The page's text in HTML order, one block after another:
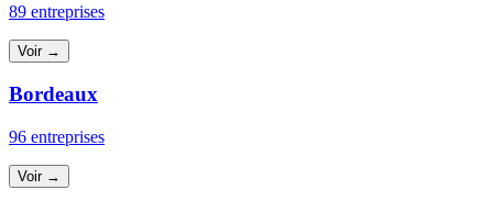
89 entreprises
Voir →
Bordeaux
96 entreprises
Voir →